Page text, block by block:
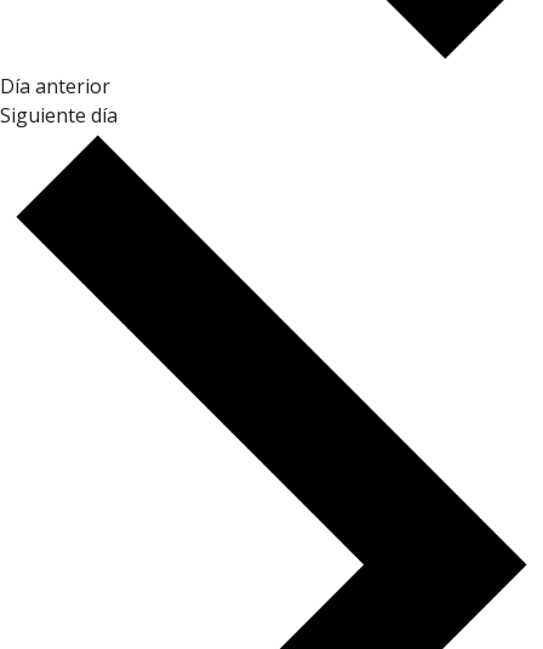
Día anterior
Siguiente día